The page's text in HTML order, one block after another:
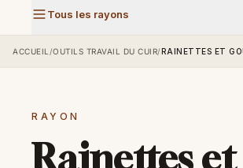
Tous les rayons
ACCUEIL /OUTILS TRAVAIL DU CUIR/RAINETTES ET
RAYON
Rainettes et